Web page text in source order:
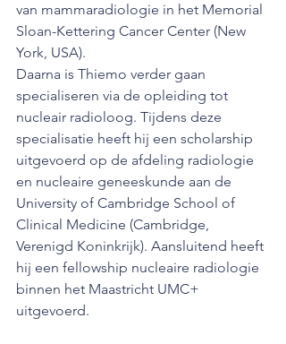
van mammaradiologie in het Memorial
Sloan-Kettering Cancer Center (New
York, USA).
Daarna is Thiemo verder gaan
specialiseren via de opleiding tot
nucleair radioloog. Tijdens deze
specialisatie heeft hij een scholarship
uitgevoerd op de afdeling radiologie
en nucleaire geneeskunde aan de
University of Cambridge School of
Clinical Medicine (Cambridge,
Verenigd Koninkrijk). Aansluitend heeft
hij een fellowship nucleaire radiologie
binnen het Maastricht UMC+
uitgevoerd.